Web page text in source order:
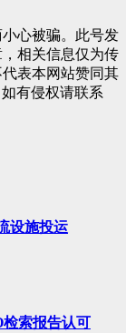
心被骗。此号发
相关信息仅为传
表本网站赞同其
有侵权请联系
设施投运
索报告认可